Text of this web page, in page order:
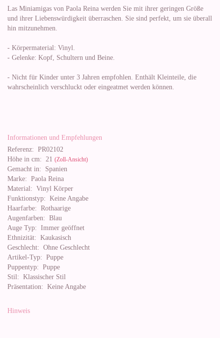
Las Miniamigas von Paola Reina werden Sie mit ihrer geringen Größe
und ihrer Liebenswürdigkeit überraschen. Sie sind perfekt, um sie überall
hin mitzunehmen.
- Körpermaterial: Vinyl.
- Gelenke: Kopf, Schultern und Beine.
- Nicht für Kinder unter 3 Jahren empfohlen. Enthält Kleinteile, die
wahrscheinlich verschluckt oder eingeatmet werden können.
Informationen und Empfehlungen
Referenz: PR02102
Höhe in cm: 21 (Zoll-Ansicht)
Gemacht in: Spanien
Marke: Paola Reina
Material: Vinyl Körper
Funktionstyp: Keine Angabe
Haarfarbe: Rothaarige
Augenfarben: Blau
Auge Typ: Immer geöffnet
Ethnizität: Kaukasisch
Geschlecht: Ohne Geschlecht
Artikel-Typ: Puppe
Puppentyp: Puppe
Stil: Klassischer Stil
Präsentation: Keine Angabe
Hinweis